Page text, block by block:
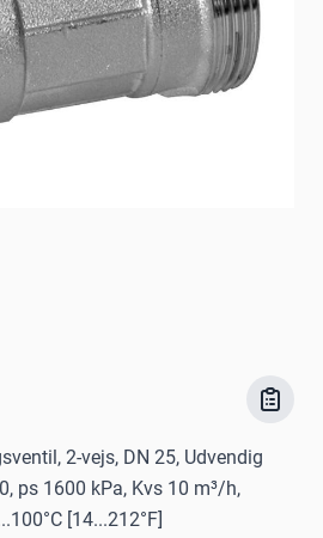
2-vejs, DN 25, Udvendig
ps 1600 kPa, Kvs 10 m³/h,
[14...212°F]